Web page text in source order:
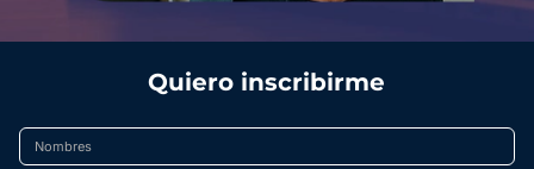
Quiero inscribirme